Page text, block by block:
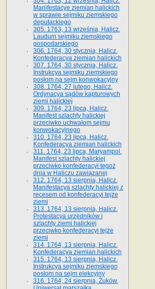
Manifestacye ziemian halickich
w sprawie sejmiku ziemskiego
deputackiego
305. 1763, 13 września, Halicz.
Laudum sejmiku ziemskiego
gospodarskiego
306. 1764, 30 stycznia, Halicz.
Konfederacya ziemian halickich
307. 1764, 30 stycznia, Halicz.
Instrukcya sejmiku ziemskiego
posłom na sejm konwokacyjny
308. 1764, 27 lutego, Halicz.
Ordynacya sądów kapturowych
ziemi halickiej
309. 1764, 23 lipca, Halicz.
Manifest szlachty halickiej
przeciwko uchwałom sejmu
konwokacyjnego
310. 1764, 23 lipca, Halicz.
Konfederacya ziemian halickich
311. 1764, 23 lipca, Maryampol.
Manifest szlachty halickiej
przeciwko konfederacyi tegoż
dnia w Haliczu zawiązanej
312. 1764, 13 sierpnia, Halicz.
Manifestacya szlachty halickiej z
recesem od konfederacyi tejże
ziemi
313. 1764, 13 sierpnia, Halicz.
Protestacya urzędników i
szlachty ziemi halickiej
przeciwko konfederacyi tejże
ziemi
314. 1764, 13 sierpnia, Halicz.
Konfederacya ziemian halickich
315. 1764, 13 sierpnia, Halicz.
Instrukcya sejmiku ziemskiego
posłom na sejm elekcyjny
316. 1764, 24 sierpnia, Żuków.